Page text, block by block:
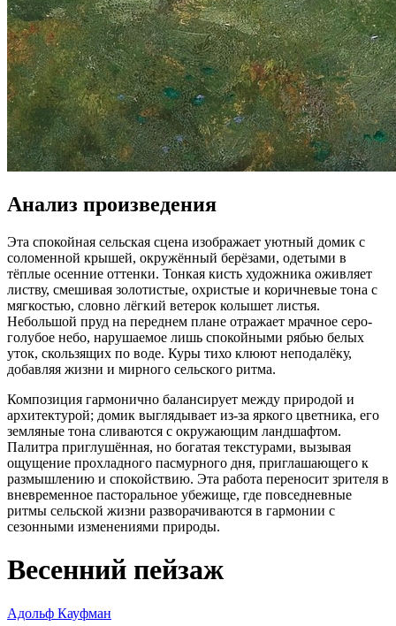
Анализ произведения
Эта спокойная сельская сцена изображает уютный домик с
соломенной крышей, окружённый берёзами, одетыми в
тёплые осенние оттенки. Тонкая кисть художника оживляет
листву, смешивая золотистые, охристые и коричневые тона с
мягкостью, словно лёгкий ветерок колышет листья.
Небольшой пруд на переднем плане отражает мрачное серо-
голубое небо, нарушаемое лишь спокойными рябью белых
уток, скользящих по воде. Куры тихо клюют неподалёку,
добавляя жизни и мирного сельского ритма.
Композиция гармонично балансирует между природой и
архитектурой; домик выглядывает из-за яркого цветника, его
земляные тона сливаются с окружающим ландшафтом.
Палитра приглушённая, но богатая текстурами, вызывая
ощущение прохладного пасмурного дня, приглашающего к
размышлению и спокойствию. Эта работа переносит зрителя в
вневременное пасторальное убежище, где повседневные
ритмы сельской жизни разворачиваются в гармонии с
сезонными изменениями природы.
Весенний пейзаж
Адольф Кауфман